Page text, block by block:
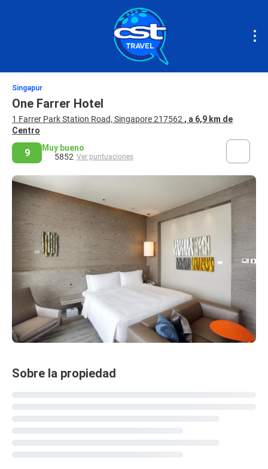
Singapur
One Farrer Hotel
1 Farrer Park Station Road, Singapore 217562 , a 6,9 km de
Centro
9
Muy bueno
5852 Ver puntuaciones
Sobre la propiedad